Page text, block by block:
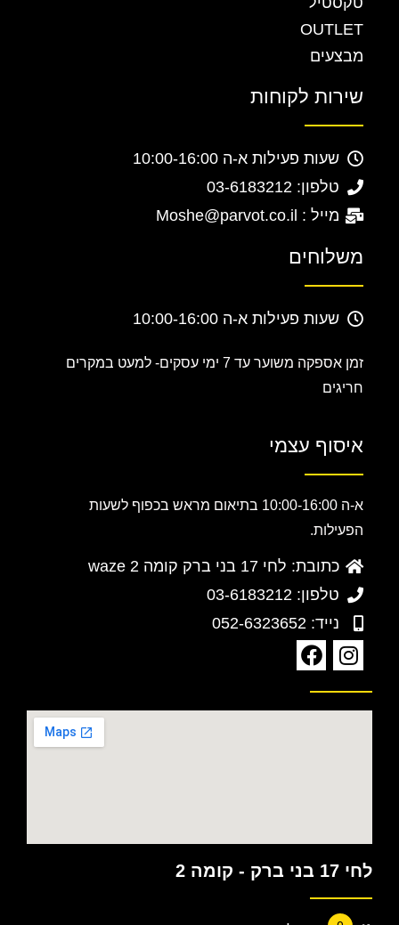
OUTLET
מבצעים
שירות לקוחות
שעות פעילות א-ה 10:00-16:00
טלפון: 03-6183212
מייל : Moshe@parvot.co.il
משלוחים
שעות פעילות א-ה 10:00-16:00
זמן אספקה משוער עד 7 ימי עסקים-
למעט במקרים
חריגים
איסוף עצמי
א-ה 10:00-16:00 בתיאום מראש בכפוף לשעות
הפעילות.
כתובת: לחי 17 בני ברק קומה 2 waze
טלפון: 03-6183212
נייד: 052-6323652
לחי 17 בני ברק - קומה 2